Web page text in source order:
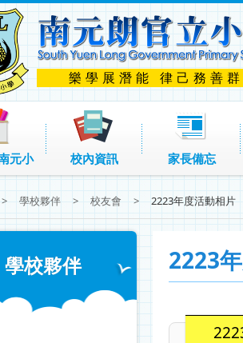
樂學展潛能 律己務善群
元小 校內資訊 家長備忘
> 學校夥伴 > 校友會 > 2223年度活動相片
學校夥伴 2223